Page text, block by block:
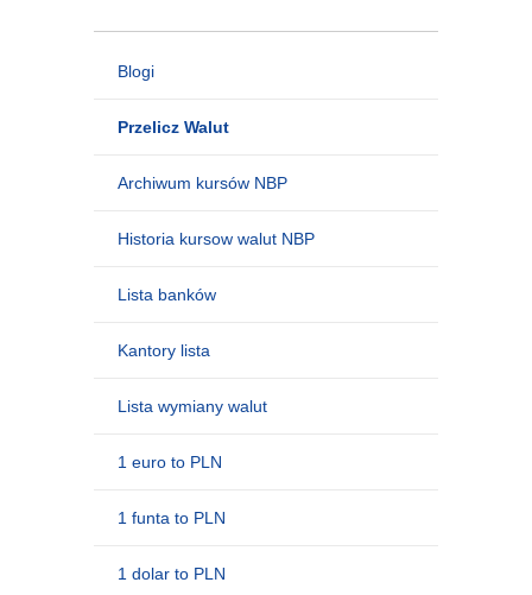
Blogi
Przelicz Walut
Archiwum kursów NBP
Historia kursow walut NBP
Lista banków
Kantory lista
Lista wymiany walut
1 euro to PLN
1 funta to PLN
1 dolar to PLN